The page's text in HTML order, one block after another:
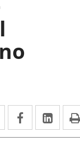
Twitter
Enlace Facebook
Enlace
a
a